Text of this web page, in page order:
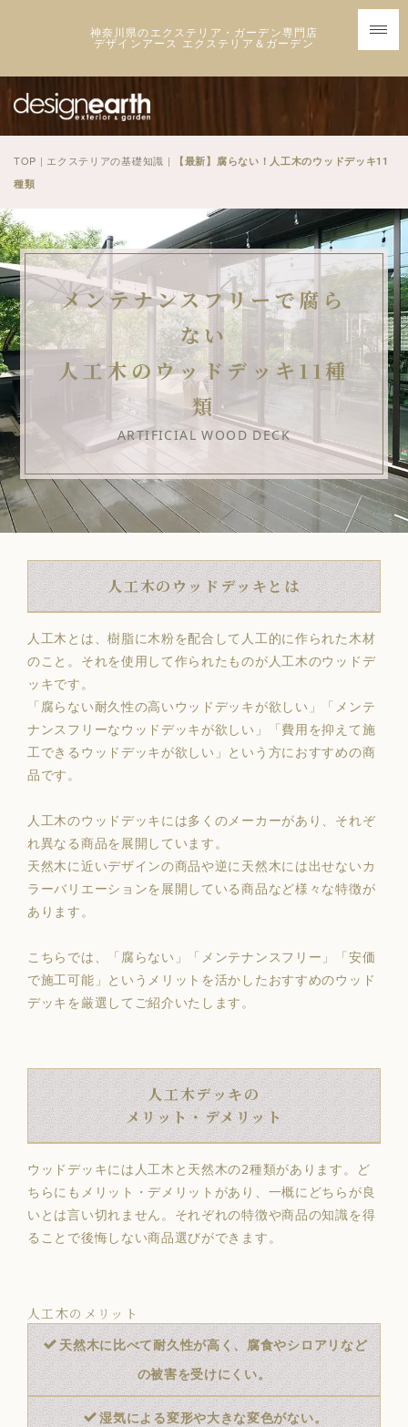
神奈川県のエクステリア・ガーデン専門店
デザインアース エクステリア＆ガーデン
TOP | エクステリアの基礎知識 |
【最新】腐らない！人工木のウッドデッキ11
種類
メンテナンスフリーで腐ら
ない
人工木のウッドデッキ11種
類
ARTIFICIAL WOOD DECK
人工木のウッドデッキとは
人工木とは、樹脂に木粉を配合して人工的に作られた木材
のこと。それを使用して作られたものが人工木のウッドデ
ッキです。
「腐らない耐久性の高いウッドデッキが欲しい」「メンテ
ナンスフリーなウッドデッキが欲しい」「費用を抑えて施
工できるウッドデッキが欲しい」という方におすすめの商
品です。
人工木のウッドデッキには多くのメーカーがあり、それぞ
れ異なる商品を展開しています。
天然木に近いデザインの商品や逆に天然木には出せないカ
ラーバリエーションを展開している商品など様々な特徴が
あります。
こちらでは、「腐らない」「メンテナンスフリー」「安価
で施工可能」というメリットを活かしたおすすめのウッド
デッキを厳選してご紹介いたします。
人工木デッキの
メリット・デメリット
ウッドデッキには人工木と天然木の2種類があります。ど
ちらにもメリット・デメリットがあり、一概にどちらが良
いとは言い切れません。それぞれの特徴や商品の知識を得
ることで後悔しない商品選びができます。
人工木のメリット
天然木に比べて耐久性が高く、腐食やシロアリなど
の被害を受けにくい。
湿気による変形や大きな変色がない。